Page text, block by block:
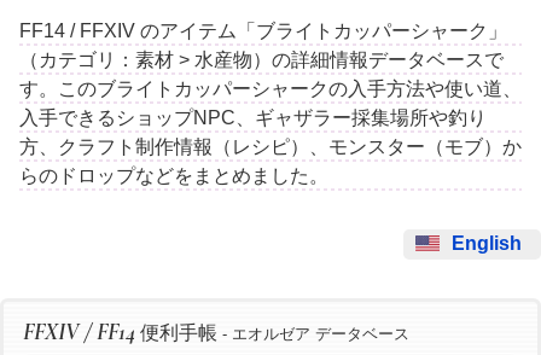
FF14 / FFXIV のアイテム「ブライトカッパーシャーク」
（カテゴリ：素材 > 水産物）の詳細情報データベースで
す。このブライトカッパーシャークの入手方法や使い道、
入手できるショップNPC、ギャザラー採集場所や釣り
方、クラフト制作情報（レシピ）、モンスター（モブ）か
らのドロップなどをまとめました。
English
FFXIV / FF14 便利手帳 - エオルゼア データベース